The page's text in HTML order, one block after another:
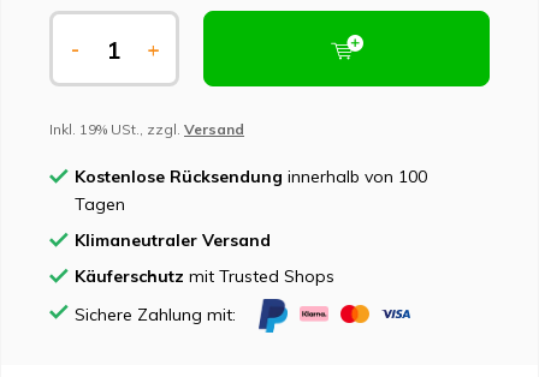
- +
Inkl. 19% USt., zzgl. Versand
Kostenlose Rücksendung innerhalb von 100
Tagen
Klimaneutraler Versand
Käuferschutz mit Trusted Shops
Sichere Zahlung mit: